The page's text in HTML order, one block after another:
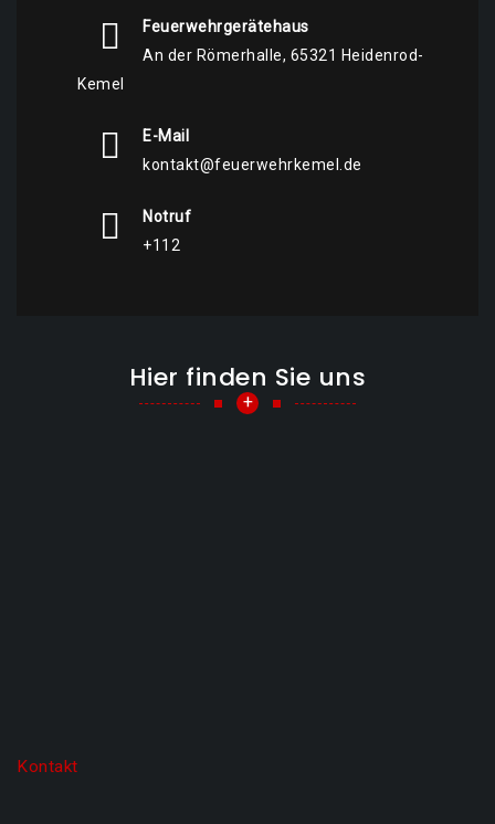
Feuerwehrgerätehaus
An der Römerhalle, 65321 Heidenrod-
Kemel
E-Mail
kontakt@feuerwehrkemel.de
Notruf
+112
Hier finden Sie uns
+
Kontakt